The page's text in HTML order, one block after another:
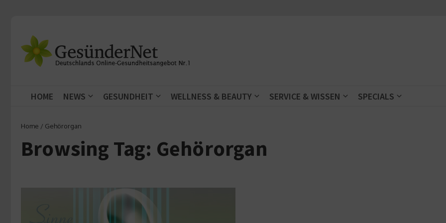
HOME NEWS GESUNDHEIT WELLNESS & BEAUTY SERVICE & WISSEN SPECIALS
Home / Gehörorgan
Browsing Tag: Gehörorgan